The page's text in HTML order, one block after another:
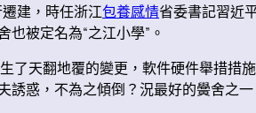
建，時任浙江包養感情省委書記習近
被定名為“之江小學”。
了天翻地覆的變更，軟件硬件舉措措
誘惑，不為之傾倒？況最好的黌舍之